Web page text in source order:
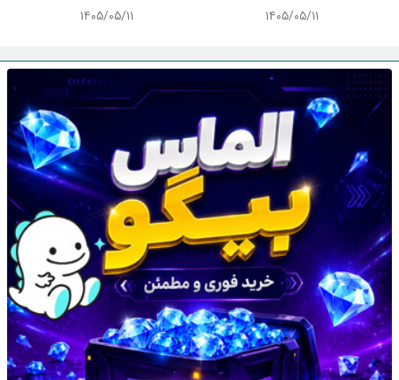
۱۴۰۵/۰۵/۱۱ ۱۴۰۵/۰۵/۱۱